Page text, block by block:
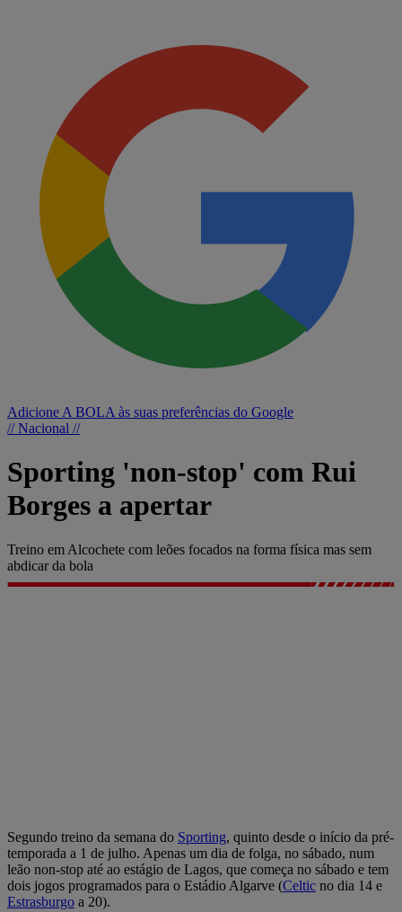
Adicione A BOLA às suas preferências do Google
// Nacional //
Sporting 'non-stop' com Rui
Borges a apertar
Treino em Alcochete com leões focados na forma física mas sem
abdicar da bola
Segundo treino da semana do Sporting, quinto desde o início da pré-
temporada a 1 de julho. Apenas um dia de folga, no sábado, num
leão non-stop até ao estágio de Lagos, que começa no sábado e tem
dois jogos programados para o Estádio Algarve (Celtic no dia 14 e
Estrasburgo a 20).